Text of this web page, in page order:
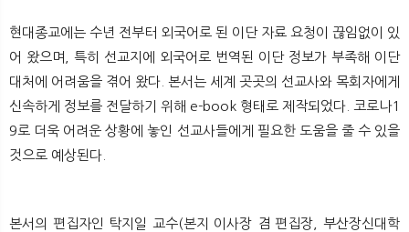
현대종교에는 수년 전부터 외국어로 된 이단 자료 요청이 끊임없이 있
어 왔으며, 특히 선교지에 외국어로 번역된 이단 정보가 부족해 이단
대처에 어려움을 겪어 왔다. 본서는 세계 곳곳의 선교사와 목회자에게
신속하게 정보를 전달하기 위해 e-book 형태로 제작되었다. 코로나1
9로 더욱 어려운 상황에 놓인 선교사들에게 필요한 도움을 줄 수 있을
것으로 예상된다.
본서의 편집자인 탁지일 교수(본지 이사장 겸 편집장, 부산장신대학